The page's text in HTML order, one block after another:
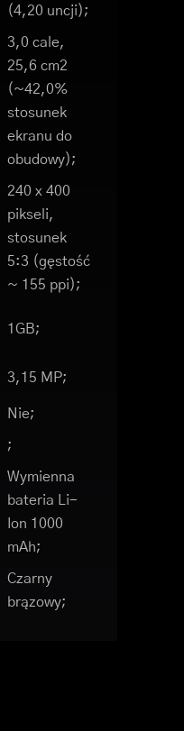
(4,20 uncji);
3,0 cale,
25,6 cm2
(~42,0%
stosunek
ekranu do
obudowy);
240 x 400
pikseli,
stosunek
5:3 (gęstość
~ 155 ppi);
1GB;
3,15 MP;
Nie;
;
Wymienna
bateria Li-
Ion 1000
mAh;
Czarny
brązowy;